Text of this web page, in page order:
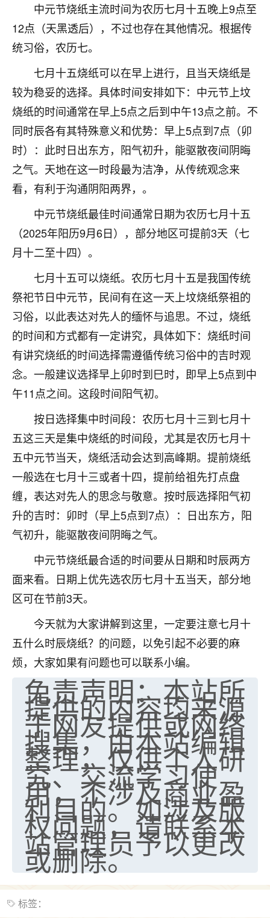
中元节烧纸主流时间为农历七月十五晚上9点至
12点（天黑透后），不过也存在其他情况。根据传
统习俗，农历七。
七月十五烧纸可以在早上进行，且当天烧纸是
较为稳妥的选择。具体时间安排如下：中元节上坟
烧纸的时间通常在早上5点之后到中午13点之前。不
同时辰各有其特殊意义和优势：早上5点到7点（卯
时）：此时日出东方，阳气初升，能驱散夜间阴晦
之气。天地在这一时段最为洁净，从传统观念来
看，有利于沟通阴阳两界，。
中元节烧纸最佳时间通常日期为农历七月十五
（2025年阳历9月6日），部分地区可提前3天（七
月十二至十四）。
七月十五可以烧纸。农历七月十五是我国传统
祭祀节日中元节，民间有在这一天上坟烧纸祭祖的
习俗，以此表达对先人的缅怀与追思。不过，烧纸
的时间和方式都有一定讲究，具体如下：烧纸时间
有讲究烧纸的时间选择需遵循传统习俗中的吉时观
念。一般建议选择早上卯时到巳时，即早上5点到中
午11点之间。这段时间阳气初。
按日选择集中时间段：农历七月十三到七月十
五这三天是集中烧纸的时间段，尤其是农历七月十
五中元节当天，烧纸活动会达到高峰期。提前烧纸
一般选在七月十三或者十四，提前给祖先打点盘
缠，表达对先人的思念与敬意。按时辰选择阳气初
升的吉时：卯时（早上5点到7点）：日出东方，阳
气初升，能驱散夜间阴晦之气。
中元节烧纸最合适的时间要从日期和时辰两方
面来看。日期上优先选农历七月十五当天，部分地
区可在节前3天。
今天就为大家讲解到这里，一定要注意七月十
五什么时辰烧纸？的问题，以免引起不必要的麻
烦，大家如果有问题也可以联系小编。
免责声明：本站所
提供的内容均来源
于网友提供或网络
搜集，由本站编辑
整理，仅供个人研
究、交流学习使
用，不涉及商业盈
利目的。如涉及版
权问题，请联系本
站管理员予以更改
或删除。
标签：
鹿森：你可以找老师看看，人有时不服命不行
啊！
太阳当空赵
是我从找店开始都是找慧来老师跟进的，选
址、风水、还有开业日子，哪哪都看了，虽然
大环境不好，但是我家生意还可以，前几天又
刚找老师做了补财库，希望财运更好一点！
2小时前 来自海南 18
梦醒时分
我女儿高二叛逆，大半年不上学，一说她就要死要活
的，把我们两口子愁的不行，朋友给我推荐的慧来老
师，一开始我是病急乱投医，这半年来，法事一个个
做完，我女儿跟变了个人一样，不期望她能考多好的
大学，只要能安安稳稳的把书读了，身体心理都健健
康康的我就很知足了！
鹿森：可怜天下父母心啊！
16
付深
我是公司人事调整，有升迁机会，但同时竞争的我们
三个，找老师的时候是抱着侥幸心理，没想到老师看
着我晋升有望，我半信半疑的按照老师建议，做了化
太岁还有一个发钱粮，本来年前的人事调整，拖到年
职第一个就是我，职务无所谓，主要是底薪加了
3000，非常开心，无论如何，感恩感谢！🙏🏻
鹿森：恭喜升职加薪！！，请客吗？�
12小时前 来自北京 32
心心相印
我身体不太好，总是病病殃殃的，去检查又没什么大
题，后来无意中看到有人推荐慧来老师，跟老师聊过
之后，心情豁然开朗，也听老师建议，处理了一些因
果问题。今年以来，身体比以前好多，主要是心情好
了，老师说境随心转，现在深有体会了。
鹿森：是的，其实跟老师聊过之后，最大的感
触，首先就是心态会变好，万般皆是命，半点
不由人！
1天前 来自四川 9
金白水清
我也想找老师看看，有没有人给个联系方式的啊？
鹿森：慧来老师微信：gjsy0624
1天前 来自江西 12
青春168
我也想要，我也想要！
2天前 来自山西 15
Jessica李
老师做不做超度法事？我想给我奶奶做超度，她今年
刚去世了。